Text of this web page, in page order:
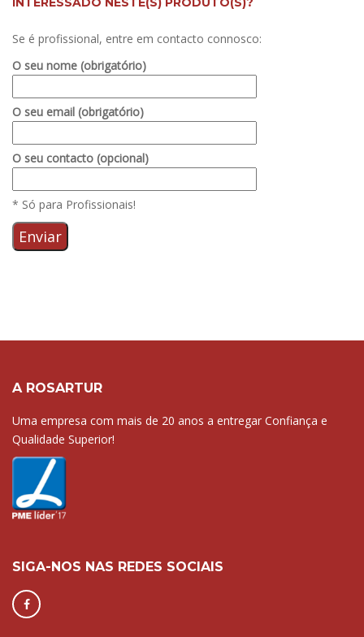
Se é profissional, entre em contacto connosco:
O seu nome (obrigatório)
O seu email (obrigatório)
O seu contacto (opcional)
* Só para Profissionais!
A ROSARTUR
Uma empresa com mais de 20 anos a entregar Confiança e
Qualidade Superior!
SIGA-NOS NAS REDES SOCIAIS